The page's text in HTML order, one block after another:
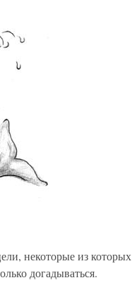
некоторые из которых
догадываться.